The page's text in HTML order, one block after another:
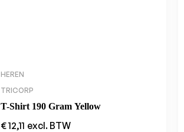
HEREN
TRICORP
T-Shirt 190 Gram Yellow
€12,11 excl. BTW